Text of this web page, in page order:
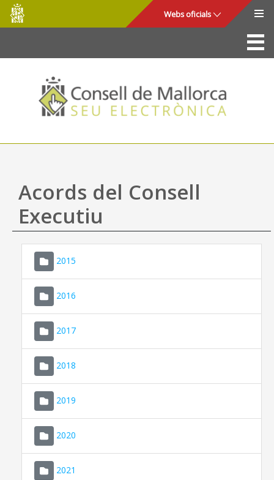
Salta al contingut principal
Consell
de
Mallorca
Webs oficials
La Seu
Consell de Mallorca
Accés i seguretat
Utilitats
Ajuda
Acords del Consell
Executiu
2015
2016
2017
2018
2019
2020
2021